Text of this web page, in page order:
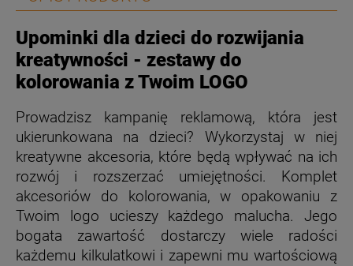
Upominki dla dzieci do rozwijania
kreatywności - zestawy do
kolorowania z Twoim LOGO
Prowadzisz kampanię reklamową, która jest
ukierunkowana na dzieci? Wykorzystaj w niej
kreatywne akcesoria, które będą wpływać na ich
rozwój i rozszerzać umiejętności. Komplet
akcesoriów do kolorowania, w opakowaniu z
Twoim logo ucieszy każdego malucha. Jego
bogata zawartość dostarczy wiele radości
każdemu kilkulatkowi i zapewni mu wartościową